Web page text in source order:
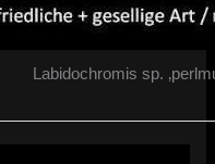
Labidochromis sp.